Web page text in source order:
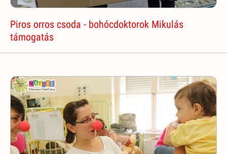
Piros orros csoda - bohócdoktorok Mikulás
támogatás